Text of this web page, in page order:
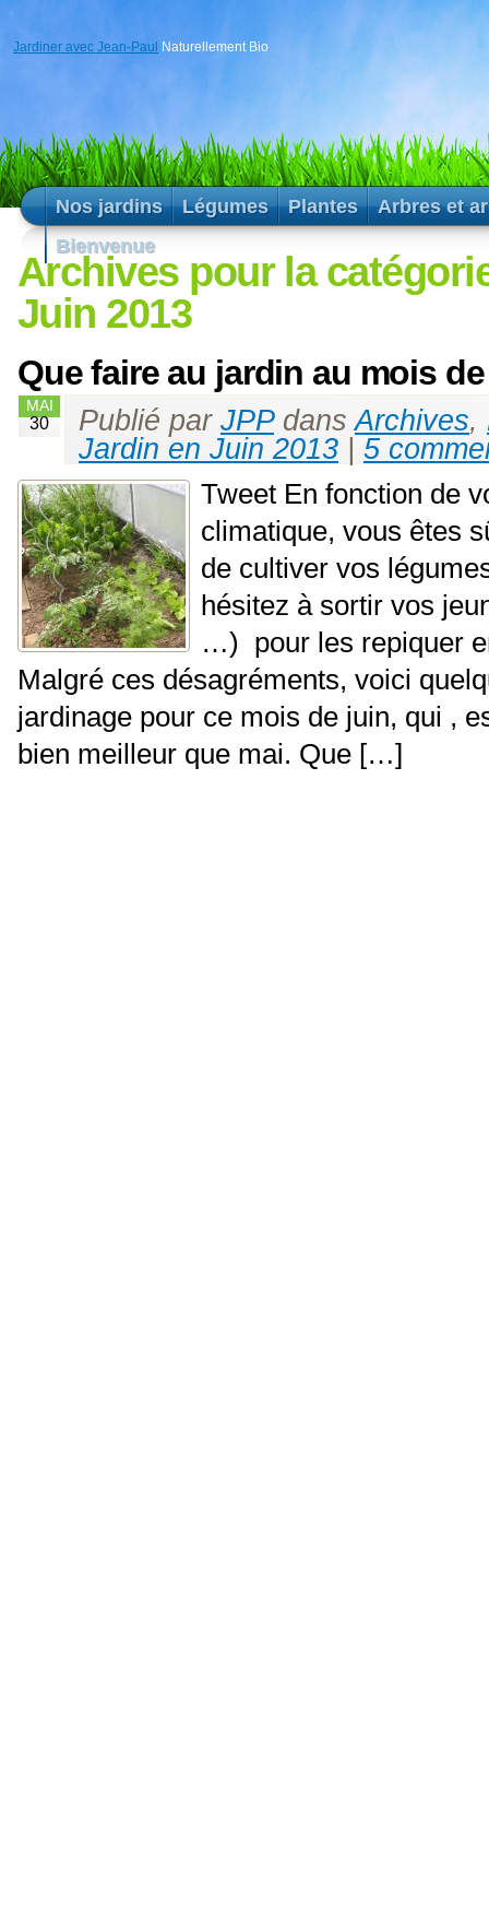
Jardiner avec Jean-Paul Naturellement Bio
Nos jardins Légumes Plantes
Arbres et
Bienvenue
Archives pour la
Juin 2013
Que faire au jardin au mois
MAI
30 Publié par JPPdansArchives,
Jardin en Juin 2013
5
Tweet En fonction de
climatique, vous êtes
de cultiver vos
hésitez à sortir vos
…) pour les repiquer
Malgré ces désagréments, voici
jardinage pour ce mois de juin, qui ,
bien meilleur que mai. Que […]